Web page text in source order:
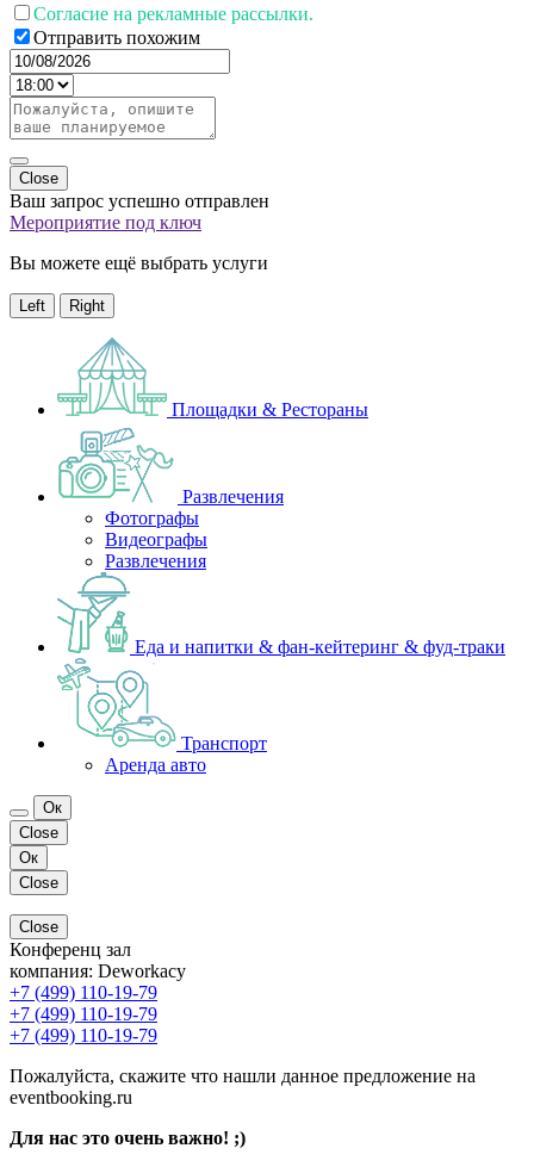
Согласие на рекламные рассылки.
Отправить похожим
Close
Ваш запрос успешно отправлен
Мероприятие под ключ
Вы можете ещё выбрать услуги
Left Right
Площадки & Рестораны
Развлечения
Фотографы
Видеографы
Развлечения
Еда и напитки & фан-кейтеринг & фуд-траки
Транспорт
Аренда авто
Ок
Close
Ок
Close
Close
Конференц зал
компания: Deworkacy
+7 (499) 110-19-79
+7 (499) 110-19-79
+7 (499) 110-19-79
Пожалуйста, скажите что нашли данное предложение на
eventbooking.ru
Для нас это очень важно! ;)